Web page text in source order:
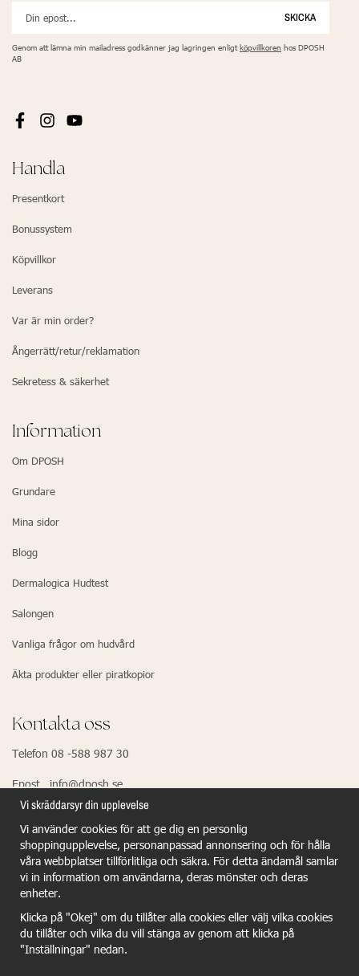
SKICKA
Genom att lämna min mailadress godkänner jag lagringen enligtköpvillkoren hos DPOSH
AB
Handla
Presentkort
Bonussystem
Köpvillkor
Leverans
Var är min order?
Ångerrätt/retur/reklamation
Sekretess & säkerhet
Information
Om DPOSH
Grundare
Mina sidor
Blogg
Dermalogica Hudtest
Salongen
Vanliga frågor om hudvård
Äkta produkter eller piratkopior
Kontakta oss
Telefon 08 -588 987 30
Epost info@dposh.se
EU Responsible Person - Dermalogica
Dermalogica GmbH
Wiesenstr.21
40549 Dûsseldorf
benjamin.schulze@dermalogica.com
Vi skräddarsyr din upplevelse
Vi använder cookies för att ge dig en personlig
shoppingupplevelse, personanpassad annonsering och för hålla
våra webbplatser tillförlitliga och säkra. För detta ändamål samlar
vi in information om användarna, deras mönster och deras
enheter.
Klicka på "Okej" om du tillåter alla cookies eller välj vilka cookies
du tillåter och vilka du vill stänga av genom att klicka på
"Inställningar" nedan.